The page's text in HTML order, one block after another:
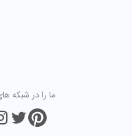
ما را در شبکه